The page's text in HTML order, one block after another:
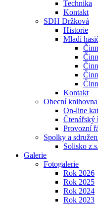
Technika
Kontakt
SDH Držková
Historie
Mladí
Kontakt
Obecní knihovna
On-line
Čtenářský
Provozní
Spolky a
Solisko z.s.
Galerie
Fotogalerie
Rok 2026
Rok 2025
Rok 2024
Rok 2023